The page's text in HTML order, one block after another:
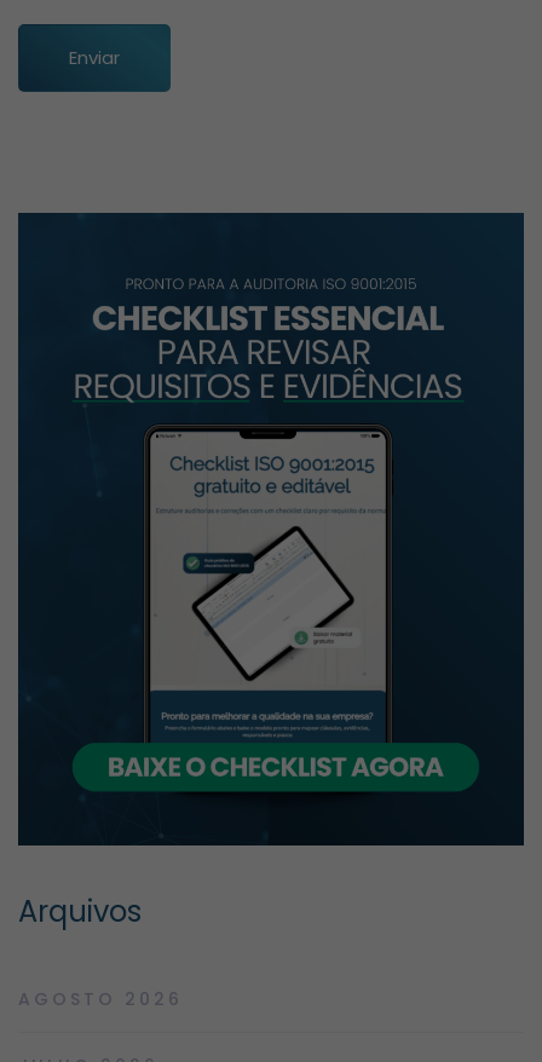
Arquivos
AGOSTO 2026